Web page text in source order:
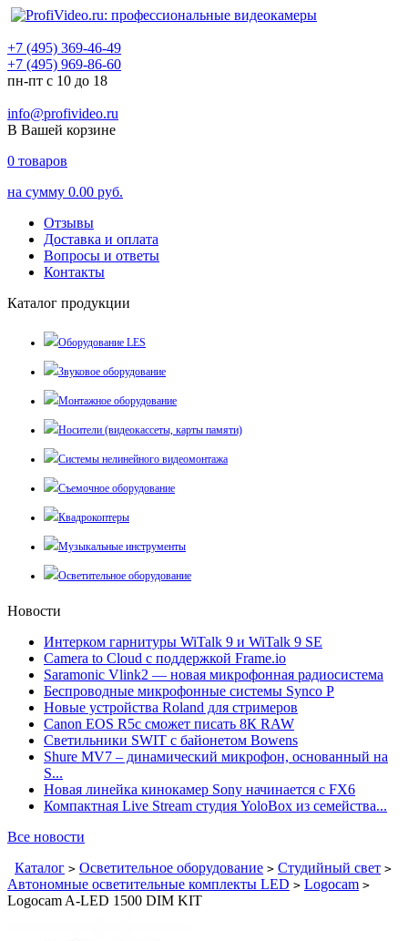
+7 (495) 369-46-49
+7 (495) 969-86-60
пн-пт с 10 до 18
info@profivideo.ru
В Вашей корзине
0 товаров
на сумму 0.00 руб.
Отзывы
Доставка и оплата
Вопросы и ответы
Контакты
Каталог продукции
Оборудование LES
Звуковое оборудование
Монтажное оборудование
Носители (видеокассеты, карты памяти)
Системы нелинейного видеомонтажа
Съемочное оборудование
Квадрокоптеры
Музыкальные инструменты
Осветительное оборудование
Новости
Интерком гарнитуры WiTalk 9 и WiTalk 9 SE
Camera to Cloud с поддержкой Frame.io
Saramonic Vlink2 — новая микрофонная радиосистема
Беспроводные микрофонные системы Synco P
Новые устройства Roland для стримеров
Canon EOS R5c сможет писать 8К RAW
Светильники SWIT с байонетом Bowens
Shure MV7 – динамический микрофон, основанный на
S...
Новая линейка кинокамер Sony начинается с FX6
Компактная Live Stream студия YoloBox из семейства...
Все новости
Каталог > Осветительное оборудование > Студийный свет >
Автономные осветительные комплекты LED > Logocam >
Logocam A-LED 1500 DIM KIT